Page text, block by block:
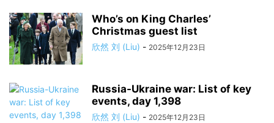
Who’s on King Charles’
Christmas guest list
欣然 刘 (Liu) - 2025年12月23日
Russia-Ukraine war: List of key
events, day 1,398
欣然 刘 (Liu) - 2025年12月23日